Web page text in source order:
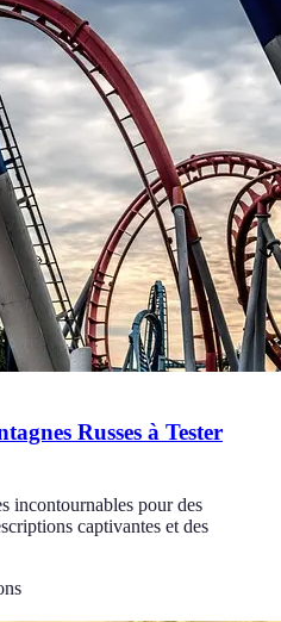
Russes à Tester
incontournables pour des
captivantes et des